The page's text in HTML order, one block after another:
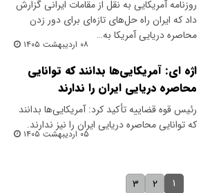
روزنامه آمریکایی به نقل از مقامات ایرانی گزارش
داد که ایران راه حل‌های تازه‌ای برای دور زدن
محاصره دریایی آمریکا به…
۰۸ اردیبهشت ۱۴۰۵
اژه ای: آمریکایی‌ها بدانند که توانایی
محاصره دریایی ایران را ندارند
رئیس قوه قضاییه تأکید کرد: آمریکایی‌ها بدانند
که توانایی محاصره دریایی ایران را نیز ندارند.
۰۵ اردیبهشت ۱۴۰۵
۱ ۲ ۳